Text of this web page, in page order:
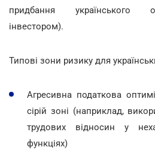
придбання українського
інвестором).
Типові зони ризику для
Агресивна податкова
сірій зоні (наприклад,
трудових відносин у
функціях)